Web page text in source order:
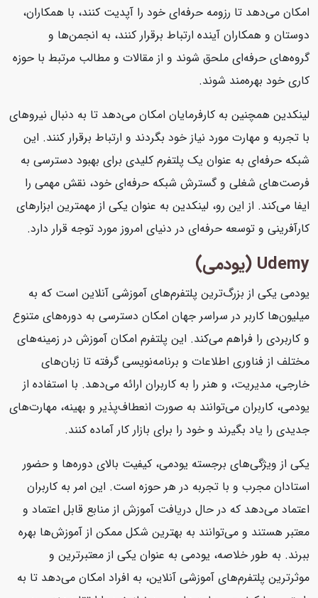
امکان می‌دهد تا رزومه حرفه‌ای خود را آپدیت کنند، با همکاران،
دوستان و همکاران آینده ارتباط برقرار کنند، به انجمن‌ها و
گروه‌های حرفه‌ای ملحق شوند و از مقالات و مطالب مرتبط با حوزه
کاری خود بهره‌مند شوند.
لینکدین همچنین به کارفرمایان امکان می‌دهد تا به دنبال نیروهای
با تجربه و مهارت مورد نیاز خود بگردند و ارتباط برقرار کنند. این
شبکه حرفه‌ای به عنوان یک پلتفرم کلیدی برای بهبود دسترسی به
فرصت‌های شغلی و گسترش شبکه حرفه‌ای خود، نقش مهمی را
ایفا می‌کند. از این رو، لینکدین به عنوان یکی از مهمترین ابزارهای
کارآفرینی و توسعه حرفه‌ای در دنیای امروز مورد توجه قرار دارد.
Udemy (یودمی)
یودمی یکی از بزرگ‌ترین پلتفرم‌های آموزشی آنلاین است که به
میلیون‌ها کاربر در سراسر جهان امکان دسترسی به دوره‌های متنوع
و کاربردی را فراهم می‌کند. این پلتفرم امکان آموزش در زمینه‌های
مختلف از فناوری اطلاعات و برنامه‌نویسی گرفته تا زبان‌های
خارجی، مدیریت، و هنر را به کاربران ارائه می‌دهد. با استفاده از
یودمی، کاربران می‌توانند به صورت انعطاف‌پذیر و بهینه، مهارت‌های
جدیدی را یاد بگیرند و خود را برای بازار کار آماده کنند.
یکی از ویژگی‌های برجسته یودمی، کیفیت بالای دوره‌ها و حضور
استادان مجرب و با تجربه در هر حوزه است. این امر به کاربران
اعتماد می‌دهد که در حال دریافت آموزش از منابع قابل اعتماد و
معتبر هستند و می‌توانند به بهترین شکل ممکن از آموزش‌ها بهره
ببرند. به طور خلاصه، یودمی به عنوان یکی از معتبرترین و
موثرترین پلتفرم‌های آموزشی آنلاین، به افراد امکان می‌دهد تا به